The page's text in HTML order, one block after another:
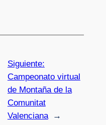
Siguiente:
Campeonato virtual
de Montaña de la
Comunitat
Valenciana
→